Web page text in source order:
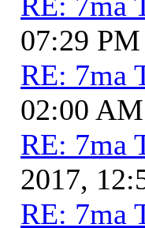
07:29 PM
RE: 7ma
02:00 AM
RE: 7ma
2017,
RE: 7ma